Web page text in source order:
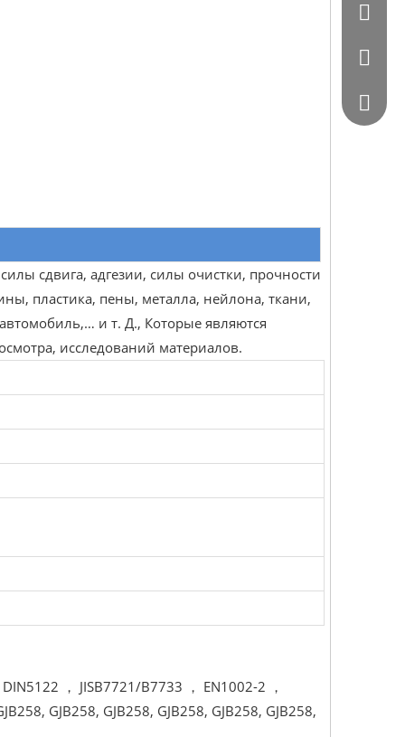
сдвига, адгезии, силы очистки, прочности
пластика, пены, металла, нейлона, ткани,
автомобиль,… и т. Д., Которые являются
исследований материалов.
， JISB7721/B7733 ， EN1002-2 ，
GJB258, GJB258, GJB258, GJB258, GJB258,